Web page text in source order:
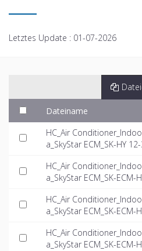
Letztes Update : 01-07-2026
Dateiname
HC_Air
a_SkyStar ECM_SK-HY
HC_Air
a_SkyStar ECM_SK-ECM-
HC_Air
a_SkyStar ECM_SK-ECM-
HC_Air
a_SkyStar ECM_SK-ECM-